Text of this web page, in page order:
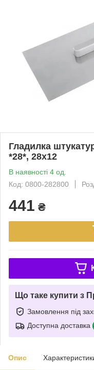
Гладилка
*28*, 28x12
В наявності 4 од.
Код: 0800-282800
441 ₴
Що таке купити з
Замовлення під
Доступна доставка
Опис